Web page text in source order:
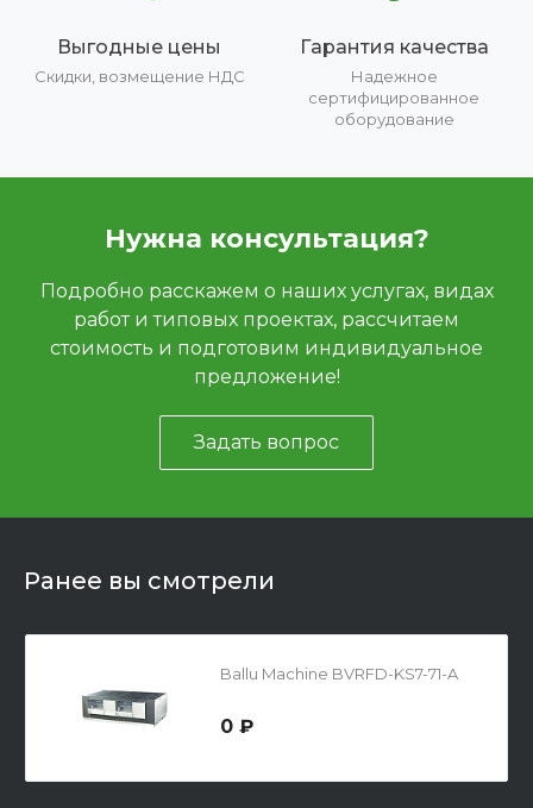
Выгодные цены
Скидки, возмещение НДС
Гарантия качества
Надежное
сертифицированное
оборудование
Нужна консультация?
Подробно расскажем о наших услугах, видах
работ и типовых проектах, рассчитаем
стоимость и подготовим индивидуальное
предложение!
Задать вопрос
Ранее вы смотрели
Ballu Machine BVRFD-KS7-71-A
0 ₽